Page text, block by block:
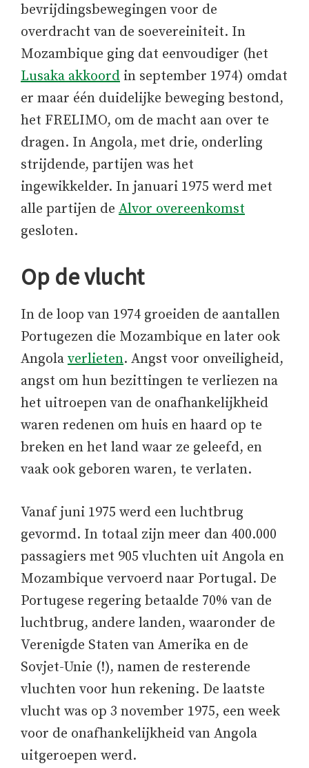
bevrijdingsbewegingen voor de
overdracht van de soevereiniteit. In
Mozambique ging dat eenvoudiger (het
Lusaka akkoord in september 1974) omdat
er maar één duidelijke beweging bestond,
het FRELIMO, om de macht aan over te
dragen. In Angola, met drie, onderling
strijdende, partijen was het
ingewikkelder. In januari 1975 werd met
alle partijen de Alvor overeenkomst
gesloten.
Op de vlucht
In de loop van 1974 groeiden de aantallen
Portugezen die Mozambique en later ook
Angola verlieten. Angst voor onveiligheid,
angst om hun bezittingen te verliezen na
het uitroepen van de onafhankelijkheid
waren redenen om huis en haard op te
breken en het land waar ze geleefd, en
vaak ook geboren waren, te verlaten.
Vanaf juni 1975 werd een luchtbrug
gevormd. In totaal zijn meer dan 400.000
passagiers met 905 vluchten uit Angola en
Mozambique vervoerd naar Portugal. De
Portugese regering betaalde 70% van de
luchtbrug, andere landen, waaronder de
Verenigde Staten van Amerika en de
Sovjet-Unie (!), namen de resterende
vluchten voor hun rekening. De laatste
vlucht was op 3 november 1975, een week
voor de onafhankelijkheid van Angola
uitgeroepen werd.